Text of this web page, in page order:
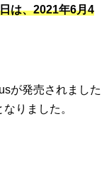
は、2021年6月4
が発売されました
りました。